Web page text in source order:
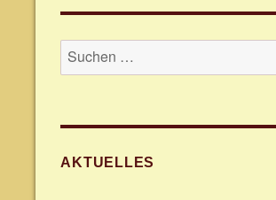
Suche
nach:
AKTUELLES